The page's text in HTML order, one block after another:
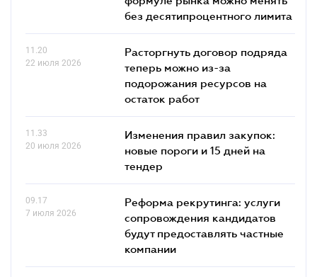
без десятипроцентного лимита
11.20
22 июля 2026
Расторгнуть договор подряда
теперь можно из-за
подорожания ресурсов на
остаток работ
11.33
20 июля 2026
Изменения правил закупок:
новые пороги и 15 дней на
тендер
09.17
7 июля 2026
Реформа рекрутинга: услуги
сопровождения кандидатов
будут предоставлять частные
компании